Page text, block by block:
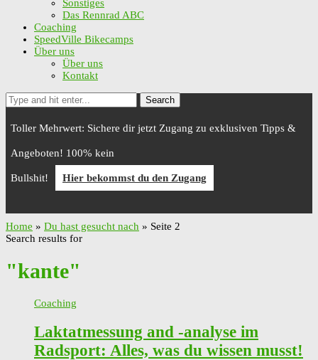
Sonstiges
Das Rennrad ABC
Coaching
SpeedVille Bikecamps
Über uns
Über uns
Kontakt
Search
Toller Mehrwert: Sichere dir jetzt Zugang zu exklusiven Tipps &
Angeboten! 100% kein
Bullshit! Hier bekommst du den Zugang
Home » Du hast gesucht nach » Seite 2
Search results for
"kante"
Coaching
Laktatmessung and -analyse im
Radsport: Alles, was du wissen musst!